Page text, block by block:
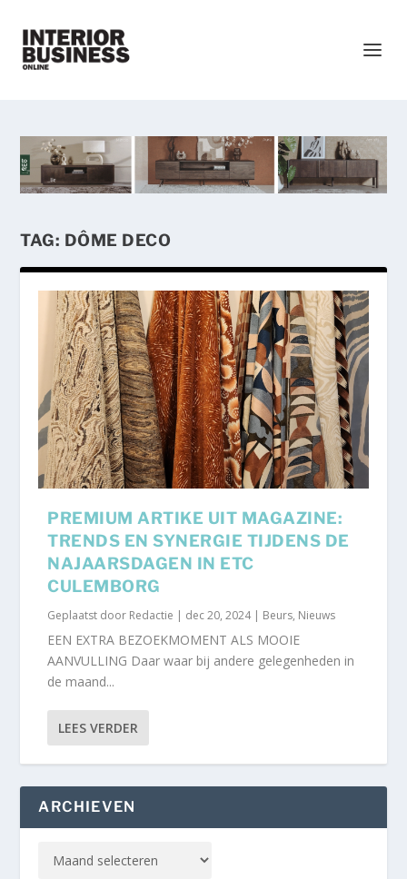
TAG: DÔME DECO
PREMIUM ARTIKE UIT MAGAZINE:
TRENDS EN SYNERGIE TIJDENS DE
NAJAARSDAGEN IN ETC
CULEMBORG
Geplaatst door Redactie | dec 20, 2024| Beurs, Nieuws
EEN EXTRA BEZOEKMOMENT ALS MOOIE
AANVULLING Daar waar bij andere gelegenheden in
de maand...
LEES VERDER
ARCHIEVEN